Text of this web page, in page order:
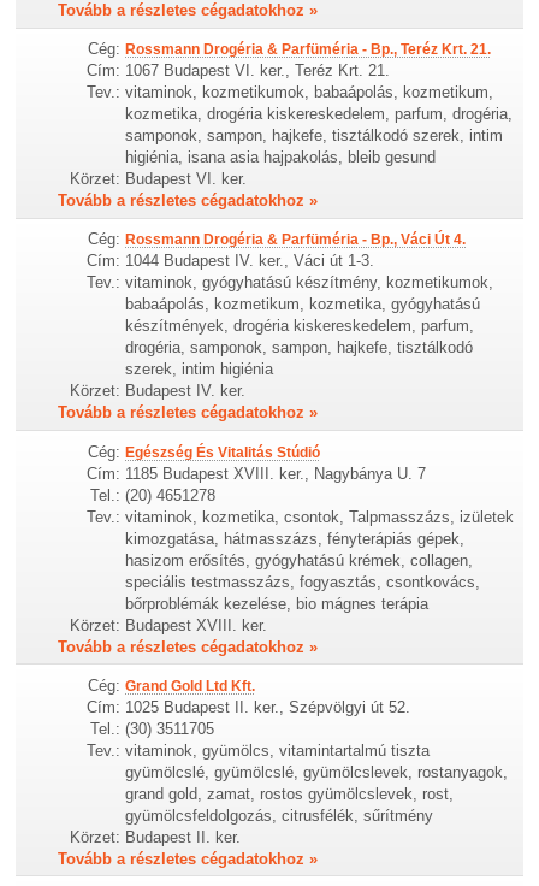
Tovább a részletes cégadatokhoz »
Cég: Rossmann Drogéria & Parfüméria - Bp., Teréz Krt. 21.
Cím: 1067 Budapest VI. ker., Teréz Krt. 21.
Tev.: vitaminok, kozmetikumok, babaápolás, kozmetikum,
kozmetika, drogéria kiskereskedelem, parfum, drogéria,
samponok, sampon, hajkefe, tisztálkodó szerek, intim
higiénia, isana asia hajpakolás, bleib gesund
Körzet: Budapest VI. ker.
Tovább a részletes cégadatokhoz »
Cég: Rossmann Drogéria & Parfüméria - Bp., Váci Út 4.
Cím: 1044 Budapest IV. ker., Váci út 1-3.
Tev.: vitaminok, gyógyhatású készítmény, kozmetikumok,
babaápolás, kozmetikum, kozmetika, gyógyhatású
készítmények, drogéria kiskereskedelem, parfum,
drogéria, samponok, sampon, hajkefe, tisztálkodó
szerek, intim higiénia
Körzet: Budapest IV. ker.
Tovább a részletes cégadatokhoz »
Cég: Egészség És Vitalitás Stúdió
Cím: 1185 Budapest XVIII. ker., Nagybánya U. 7
Tel.: (20) 4651278
Tev.: vitaminok, kozmetika, csontok, Talpmasszázs, izületek
kimozgatása, hátmasszázs, fényterápiás gépek,
hasizom erősítés, gyógyhatású krémek, collagen,
speciális testmasszázs, fogyasztás, csontkovács,
bőrproblémák kezelése, bio mágnes terápia
Körzet: Budapest XVIII. ker.
Tovább a részletes cégadatokhoz »
Cég: Grand Gold Ltd Kft.
Cím: 1025 Budapest II. ker., Szépvölgyi út 52.
Tel.: (30) 3511705
Tev.: vitaminok, gyümölcs, vitamintartalmú tiszta
gyümölcslé, gyümölcslé, gyümölcslevek, rostanyagok,
grand gold, zamat, rostos gyümölcslevek, rost,
gyümölcsfeldolgozás, citrusfélék, sűrítmény
Körzet: Budapest II. ker.
Tovább a részletes cégadatokhoz »